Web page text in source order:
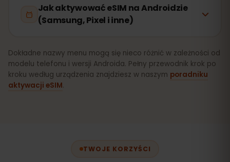
Jak aktywować eSIM na Androidzie
(Samsung, Pixel i inne)
Dokładne nazwy menu mogą się nieco różnić w zależności od
modelu telefonu i wersji Androida. Pełny przewodnik krok po
kroku według urządzenia znajdziesz w naszym poradniku
aktywacji eSIM.
TWOJE KORZYŚCI